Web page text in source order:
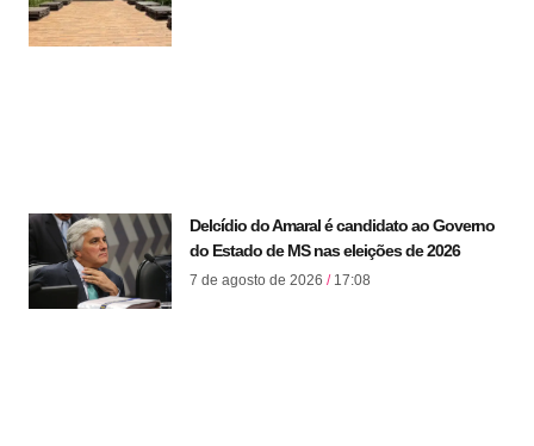
Delcídio do Amaral é candidato ao Governo
do Estado de MS nas eleições de 2026
7 de agosto de 2026 17:08